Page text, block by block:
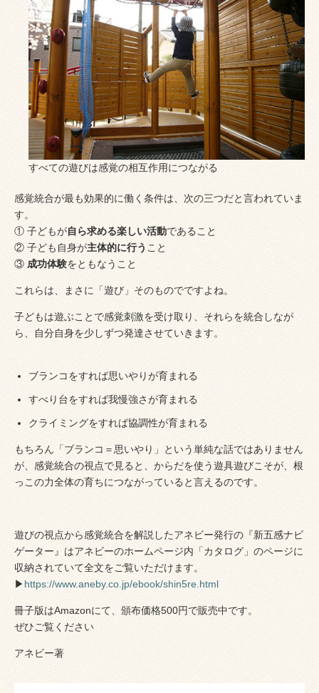
すべての遊びは感覚の相互作用につながる
感覚統合が最も効果的に働く条件は、次の三つだと言われていま
す。
① 子どもが自ら求める楽しい活動であること
② 子ども自身が主体的に行う こと
③ 成功体験をともなうこと
これらは、まさに「遊び」そのものでですよね。
子どもは遊ぶことで感覚刺激を受け取り、それらを統合しなが
ら、自分自身を少しずつ発達させていきます。
ブランコをすれば思いやりが育まれる
すべり台をすれば我慢強さが育まれる
クライミングをすれば協調性が育まれる
もちろん「ブランコ＝思いやり」という単純な話ではありません
が、感覚統合の視点で見ると、からだを使う遊具遊びこそが、根
っこの力全体の育ちにつながっていると言えるのです。
遊びの視点から感覚統合を解説したアネビー発行の『新五感ナビ
ゲーター』はアネビーのホームページ内「カタログ」のページに
収納されていて全文をご覧いただけます。
▶ https://www.aneby.co.jp/ebook/shin5re.html
冊子版はAmazonにて、頒布価格500円で販売中です。
ぜひご覧ください
アネビー著